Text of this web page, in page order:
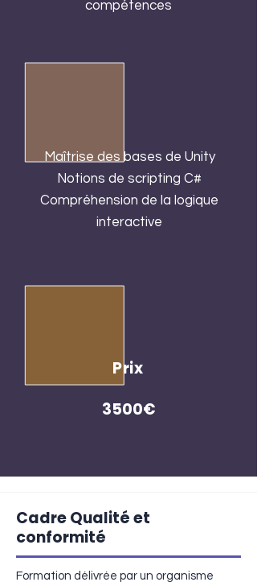
compétences
Maîtrise des bases de Unity
Notions de scripting C#
Compréhension de la logique
interactive
3500€
Prix
Cadre Qualité et
conformité
Formation délivrée par un organisme